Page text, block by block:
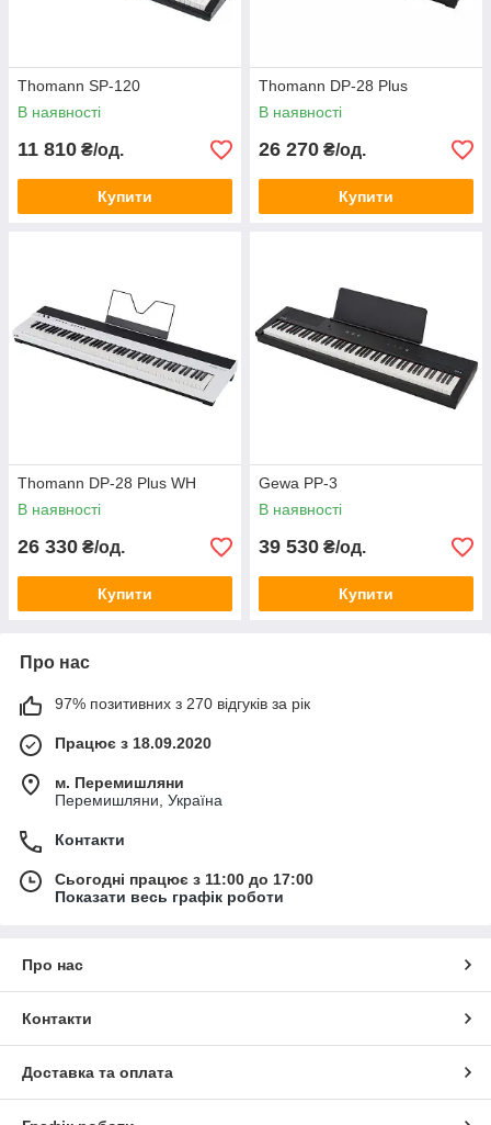
Thomann SP-120
В наявності
11 810 ₴/од.
Купити
Thomann DP-28 Plus
В наявності
26 270 ₴/од.
Купити
Thomann DP-28 Plus WH
В наявності
26 330 ₴/од.
Купити
Gewa PP-3
В наявності
39 530 ₴/од.
Купити
Про нас
97% позитивних з 270 відгуків за рік
Працює з 18.09.2020
м. Перемишляни
Перемишляни, Україна
Контакти
Сьогодні працює з 11:00 до 17:00
Показати весь графік роботи
Про нас
Контакти
Доставка та оплата